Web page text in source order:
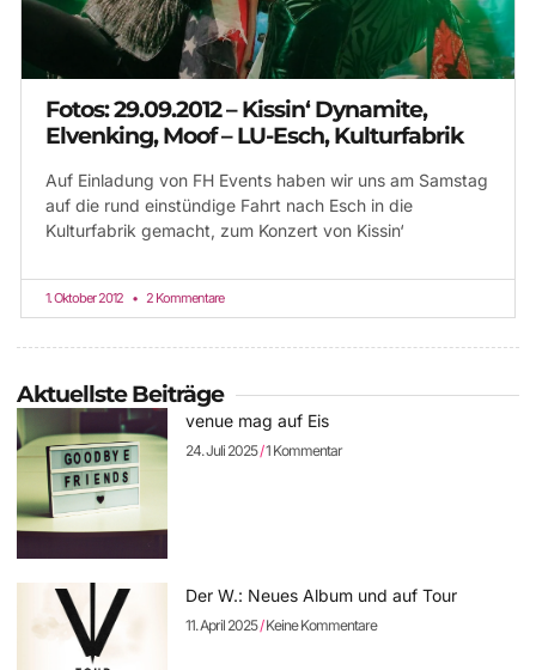
Fotos: 29.09.2012 – Kissin‘ Dynamite,
Elvenking, Moof – LU-Esch, Kulturfabrik
Auf Einladung von FH Events haben wir uns am Samstag
auf die rund einstündige Fahrt nach Esch in die
Kulturfabrik gemacht, zum Konzert von Kissin‘
1. Oktober 2012 2 Kommentare
Aktuellste Beiträge
venue mag auf Eis
24. Juli 2025 1 Kommentar
Der W.: Neues Album und auf Tour
11. April 2025 Keine Kommentare